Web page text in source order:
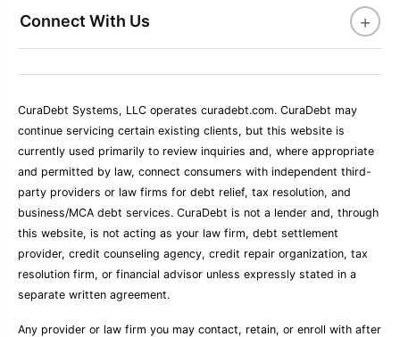
Connect With Us +
CuraDebt Systems, LLC operates curadebt.com. CuraDebt may
continue servicing certain existing clients, but this website is
currently used primarily to review inquiries and, where appropriate
and permitted by law, connect consumers with independent third-
party providers or law firms for debt relief, tax resolution, and
business/MCA debt services. CuraDebt is not a lender and, through
this website, is not acting as your law firm, debt settlement
provider, credit counseling agency, credit repair organization, tax
resolution firm, or financial advisor unless expressly stated in a
separate written agreement.
Any provider or law firm you may contact, retain, or enroll with after